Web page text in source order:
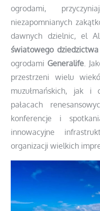
ogrodami,
niezapomnianych
dawnych dzielnic, el
światowego dziedzictwa
ogrodami Generalife.
przestrzeni wielu
muzułmańskich, jak i
pałacach
konferencje i
innowacyjne
organizacji wielkich